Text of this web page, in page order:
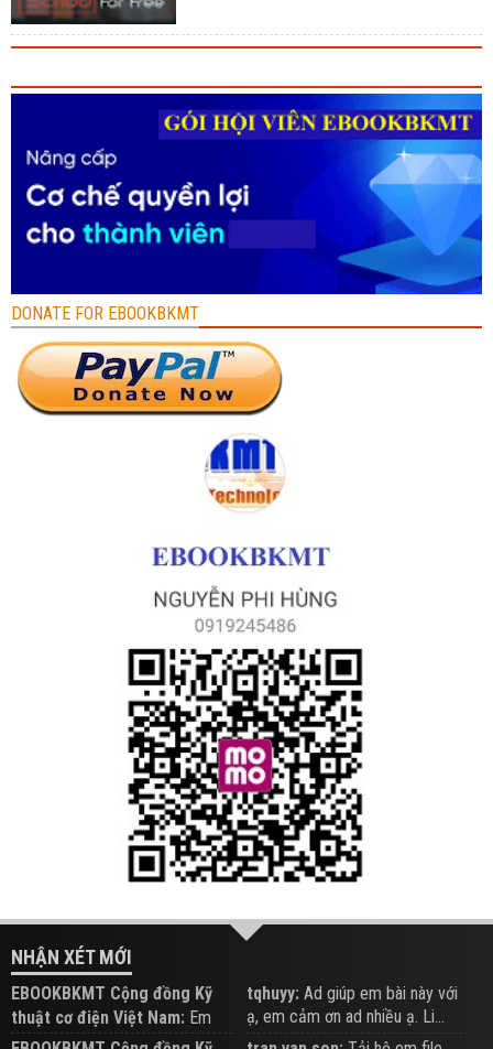
DONATE FOR EBOOKBKMT
NHẬN XÉT MỚI
EBOOKBKMT Cộng đồng Kỹ
thuật cơ điện Việt Nam: Em
đăng trên Group hỗ trợ nhé
tqhuyy: Ad giúp em bài này với
ạ, em cảm ơn ad nhiều ạ. Li...